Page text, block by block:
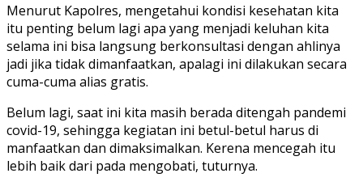
Menurut Kapolres, mengetahui kondisi kesehatan kita
itu penting belum lagi apa yang menjadi keluhan kita
selama ini bisa langsung berkonsultasi dengan ahlinya
jadi jika tidak dimanfaatkan, apalagi ini dilakukan secara
cuma-cuma alias gratis.
Belum lagi, saat ini kita masih berada ditengah pandemi
covid-19, sehingga kegiatan ini betul-betul harus di
manfaatkan dan dimaksimalkan. Kerena mencegah itu
lebih baik dari pada mengobati, tuturnya.